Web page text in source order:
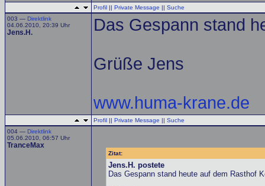
Profil || Private Message || Suche
003 — Direktlink
04.06.2010, 20:39 Uhr
Jens.H. Das Gespann stand
Grüße Jens
www.huma-krane.de
Profil || Private Message || Suche
004 — Direktlink
05.06.2010, 06:57 Uhr
TranceMax
Zitat:
Jens.H. postete
Das Gespann stand heute auf dem Rasthof